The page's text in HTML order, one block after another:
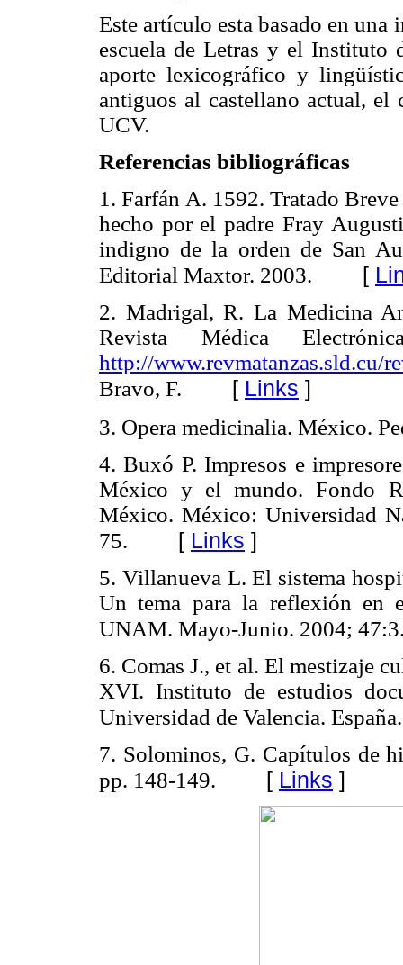
Este artículo esta basado en
escuela de Letras y el
aporte lexicográfico y
antiguos al castellano actual,
UCV.
Referencias bibliográficas
1. Farfán A. 1592. Tratado
hecho por el padre Fray
indigno de la orden de San
Editorial Maxtor. 2003. [
2. Madrigal, R. La Medicina
Revista Médica
http://www.revmatanzas.sld.cu/
Bravo, F. [ Links ]
3. Opera medicinalia. México.
4. Buxó P. Impresos e
México y el mundo. Fondo
México. México: Universidad
75. [ Links ]
5. Villanueva L. El sistema
Un tema para la reflexión en
UNAM. Mayo-Junio. 2004;
6. Comas J., et al. El mestizaje
XVI. Instituto de estudios
Universidad de Valencia.
7. Solominos, G. Capítulos de
pp. 148-149. [ Links ]